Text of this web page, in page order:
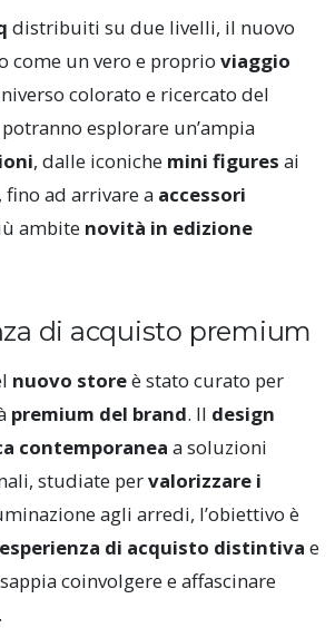
distribuiti su due livelli, il nuovo
come un vero e proprio viaggio
colorato e ricercato del
esplorare un’ampia
, dalle iconiche mini figures ai
, fino ad arrivare a accessori
ambite novità in edizione
di acquisto premium
nuovo storeè stato curato per
premium del brand. Il design
contemporanea a soluzioni
studiate pervalorizzare i
agli arredi, l’obiettivo è
esperienza di acquisto distintiva e
coinvolgere e affascinare